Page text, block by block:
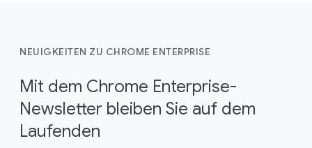
NEUIGKEITEN ZU CHROME ENTERPRISE
Mit dem Chrome Enterprise-
Newsletter bleiben Sie auf dem
Laufenden